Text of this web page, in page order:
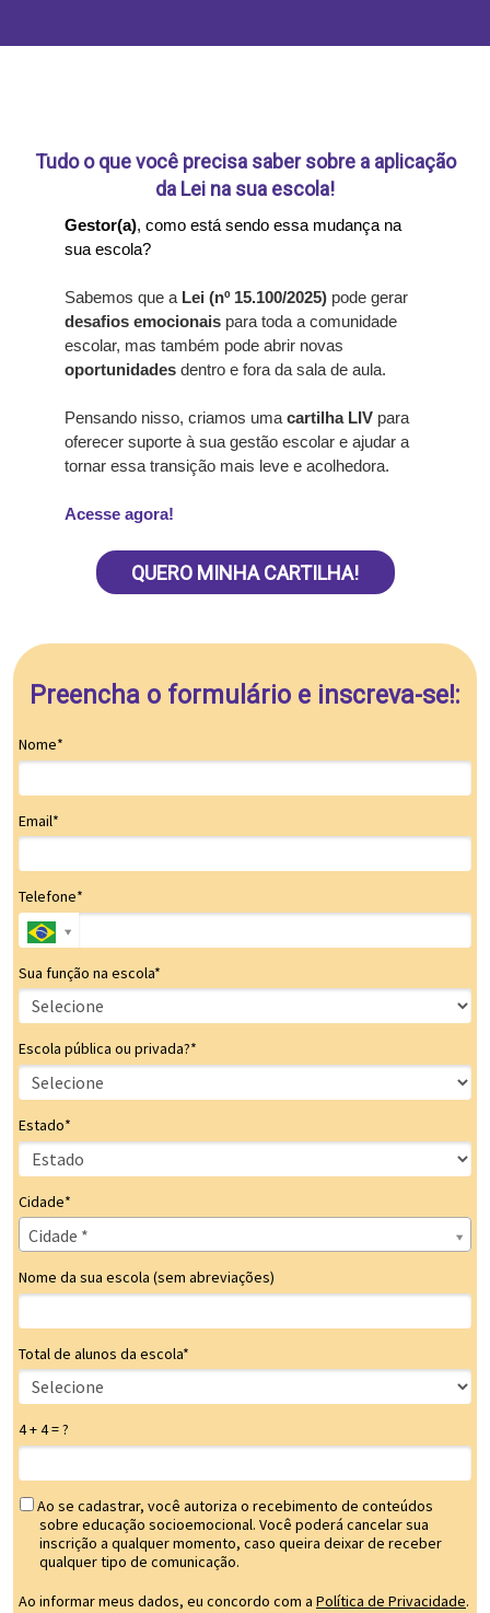
Tudo o que você precisa saber sobre a aplicação
da Lei na sua escola!
Gestor(a), como está sendo essa mudança na
sua escola?
Sabemos que a Lei (nº 15.100/2025) pode gerar
desafios emocionais para toda a comunidade
escolar, mas também pode abrir novas
oportunidades dentro e fora da sala de aula.
Pensando nisso, criamos uma cartilha LIV para
oferecer suporte à sua gestão escolar e ajudar a
tornar essa transição mais leve e acolhedora.
Acesse agora!
QUERO MINHA CARTILHA!
Preencha o formulário e inscreva-se!:
Nome*
Email*
Telefone*
Sua função na escola*
Escola pública ou privada?*
Estado*
Cidade*
Cidade *
Cidade*
Nome da sua escola (sem abreviações)
Total de alunos da escola*
4 + 4 = ?
Ao se cadastrar, você autoriza o recebimento de conteúdos
sobre educação socioemocional. Você poderá cancelar sua
inscrição a qualquer momento, caso queira deixar de receber
qualquer tipo de comunicação.
Ao informar meus dados, eu concordo com a Política de Privacidade.